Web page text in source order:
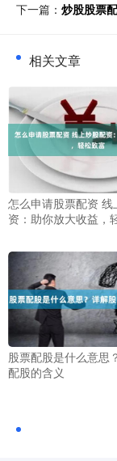
下一篇： 炒股股票
相关文章
怎么申请股票配资 线
资：助你放大收益，
股票配股是什么意思
配股的含义